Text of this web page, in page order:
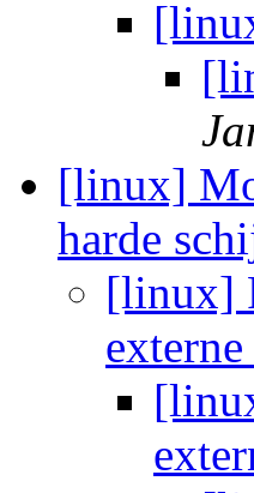
[linux]
harde
[linux]